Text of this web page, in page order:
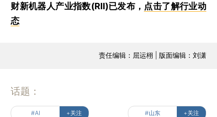
财新机器人产业指数(RII)已发布， 点击了解行业动
态
责任编辑：屈运栩 | 版面编辑：刘潇
话题：
#AI +关注 #山东 +关注